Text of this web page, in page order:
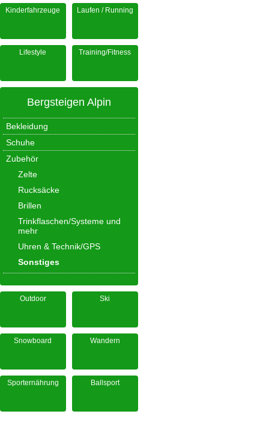
Kinderfahrzeuge Laufen / Running
Lifestyle Training/Fitness
Bergsteigen Alpin
Bekleidung
Schuhe
Zubehör
Zelte
Rucksäcke
Brillen
Trinkflaschen/Systeme und
mehr
Uhren & Technik/GPS
Sonstiges
Outdoor Ski
Snowboard Wandern
Sporternährung Ballsport